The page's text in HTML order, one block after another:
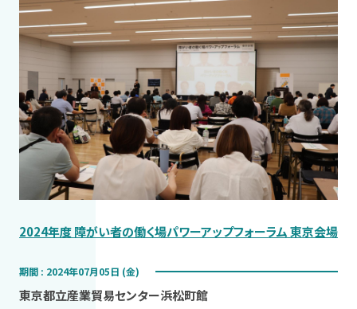
2024年度 障がい者の働く場パワーアップフォーラム 東京会場
期間 : 2024年07月05日 (金)
東京都立産業貿易センター浜松町館